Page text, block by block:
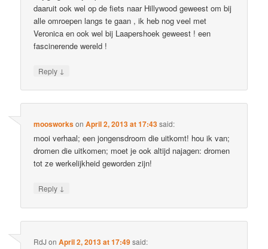
daaruit ook wel op de fiets naar Hillywood geweest om bij
alle omroepen langs te gaan , ik heb nog veel met
Veronica en ook wel bij Laapershoek geweest ! een
fascinerende wereld !
Reply ↓
moosworksonApril 2, 2013 at 17:43said:
mooi verhaal; een jongensdroom die uitkomt! hou ik van;
dromen die uitkomen; moet je ook altijd najagen: dromen
tot ze werkelijkheid geworden zijn!
Reply ↓
RdJ onApril 2, 2013 at 17:49said: